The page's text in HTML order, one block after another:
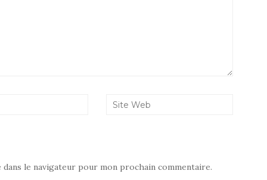
le navigateur pour mon prochain commentaire.